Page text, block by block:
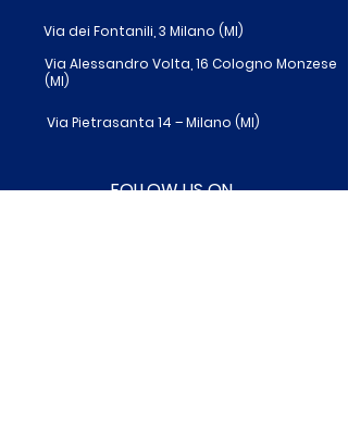
Via dei Fontanili, 3 Milano (MI)
Via Alessandro Volta, 16 Cologno Monzese
(MI)
Via Pietrasanta 14 – Milano (MI)
FOLLOW US ON